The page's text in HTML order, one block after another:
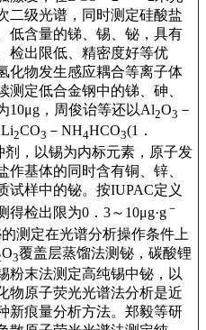
二级光谱，同时测定硅酸盐
低含量的锑、锡、铋，具有
检出限低、精密度好等优
化物发生感应耦合等离子体
测定低合金钢中的锑、砷、
10μg，周俊诒等还以Al2O3 －
2CO3 －NH4HCO3(1．
冲剂，以锡为内标元素，原子发
作基体的同时含有铜、锌、
试样中的铋。按IUPAC定义
得检出限为0．3～10μg·g －
测定在光谱分析操作条件上
O3覆盖层蒸馏法测铋，碳酸锂
粉末法测定高纯锡中铋，以
物原子荧光光谱法分析是近
新痕量分析方法。郑毅等研